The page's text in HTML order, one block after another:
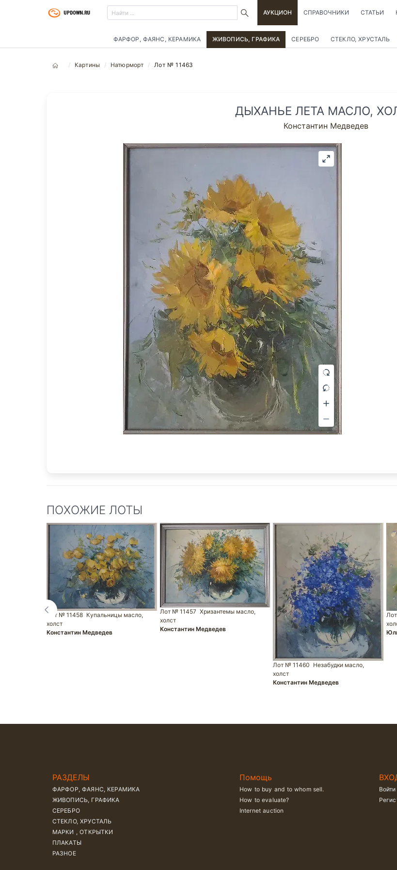
АУКЦИОН СПРАВОЧНИКИ СТАТЬИ
ФАРФОР, ФАЯНС, КЕРАМИКА ЖИВОПИСЬ, ГРАФИКА СЕРЕБРО СТЕКЛО, ХРУСТАЛЬ
Картины Натюрморт Лот № 11463
ДЫХАНЬЕ ЛЕТА МАСЛО,
Константин Медведев
ПОХОЖИЕ ЛОТЫ
Лот № 11458 Купальницы масло,
холст
Константин Медведев
Лот № 11457 Хризантемы масло,
холст
Константин Медведев
Лот № 11460 Незабудки масло,
холст
Константин Медведев
РАЗДЕЛЫ
ФАРФОР, ФАЯНС, КЕРАМИКА
ЖИВОПИСЬ, ГРАФИКА
СЕРЕБРО
СТЕКЛО, ХРУСТАЛЬ
МАРКИ , ОТКРЫТКИ
ПЛАКАТЫ
РАЗНОЕ
Помощь
How to buy and to whom sell.
How to evaluate?
Internet auction
Войти